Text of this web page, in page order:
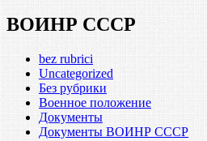
ВОИНР СССР
bez rubrici
Uncategorized
Без рубрики
Военное положение
Документы
Документы ВОИНР СССР